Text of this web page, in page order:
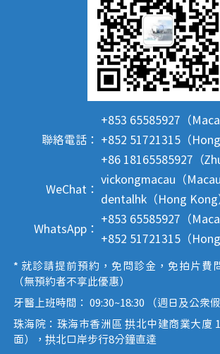
聯絡電話：
+853 65585927（
+852 51721315（Hong
+86 18165585927（
WeChat：
vickongmacau（Macau
dentalhk（Hong Kong
WhatsApp：
+853 65585927（
+852 51721315（Hong
* 就診請提前預約，免問診金，免拍片費
（無預約者不享此優惠）
牙醫上班時間： 09:30~18:30 （週日及公眾
珠海院：珠海市香洲區 拱北中建商業大廈
面），拱北口岸步行8分鐘直達